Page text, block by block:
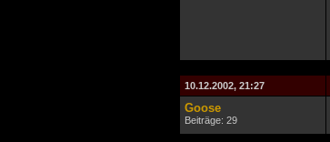
10.12.2002, 21:27
Goose
Beiträge: 29